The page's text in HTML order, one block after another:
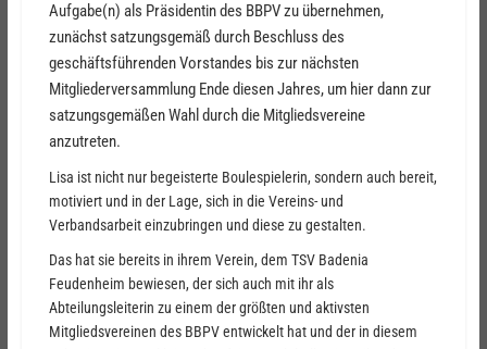
Aufgabe(n) als Präsidentin des BBPV zu übernehmen,
zunächst satzungsgemäß durch Beschluss des
geschäftsführenden Vorstandes bis zur nächsten
Mitgliederversammlung Ende diesen Jahres, um hier dann zur
satzungsgemäßen Wahl durch die Mitgliedsvereine
anzutreten.
Lisa ist nicht nur begeisterte Boulespielerin, sondern auch bereit,
motiviert und in der Lage, sich in die Vereins- und
Verbandsarbeit einzubringen und diese zu gestalten.
Das hat sie bereits in ihrem Verein, dem TSV Badenia
Feudenheim bewiesen, der sich auch mit ihr als
Abteilungsleiterin zu einem der größten und aktivsten
Mitgliedsvereinen des BBPV entwickelt hat und der in diesem